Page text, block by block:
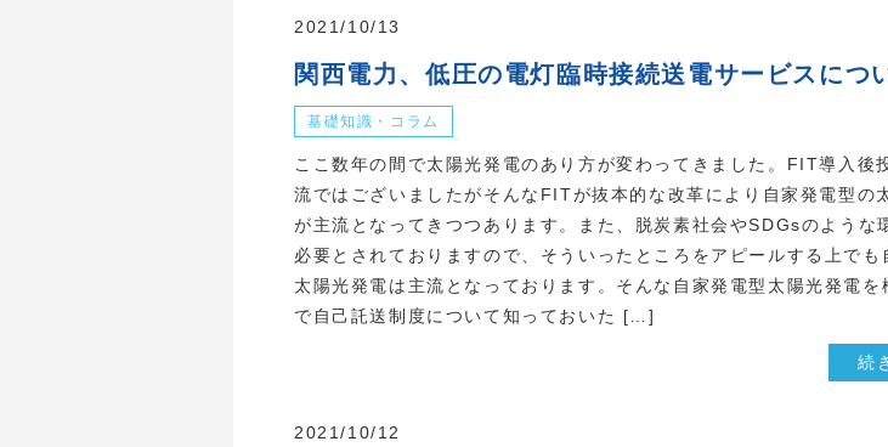
2021/10/13
関西電力、低圧の電灯臨時接続送電サービスにつ
基礎知識・コラム
ここ数年の間で太陽光発電のあり方が変わってきました。FIT導入後
流ではございましたがそんなFITが抜本的な改革により自家発電型の
が主流となってきつつあります。また、脱炭素社会やSDGsのような
必要とされておりますので、そういったところをアピールする上でも
太陽光発電は主流となっております。そんな自家発電型太陽光発電を
で自己託送制度について知っておいた […]
続
2021/10/12